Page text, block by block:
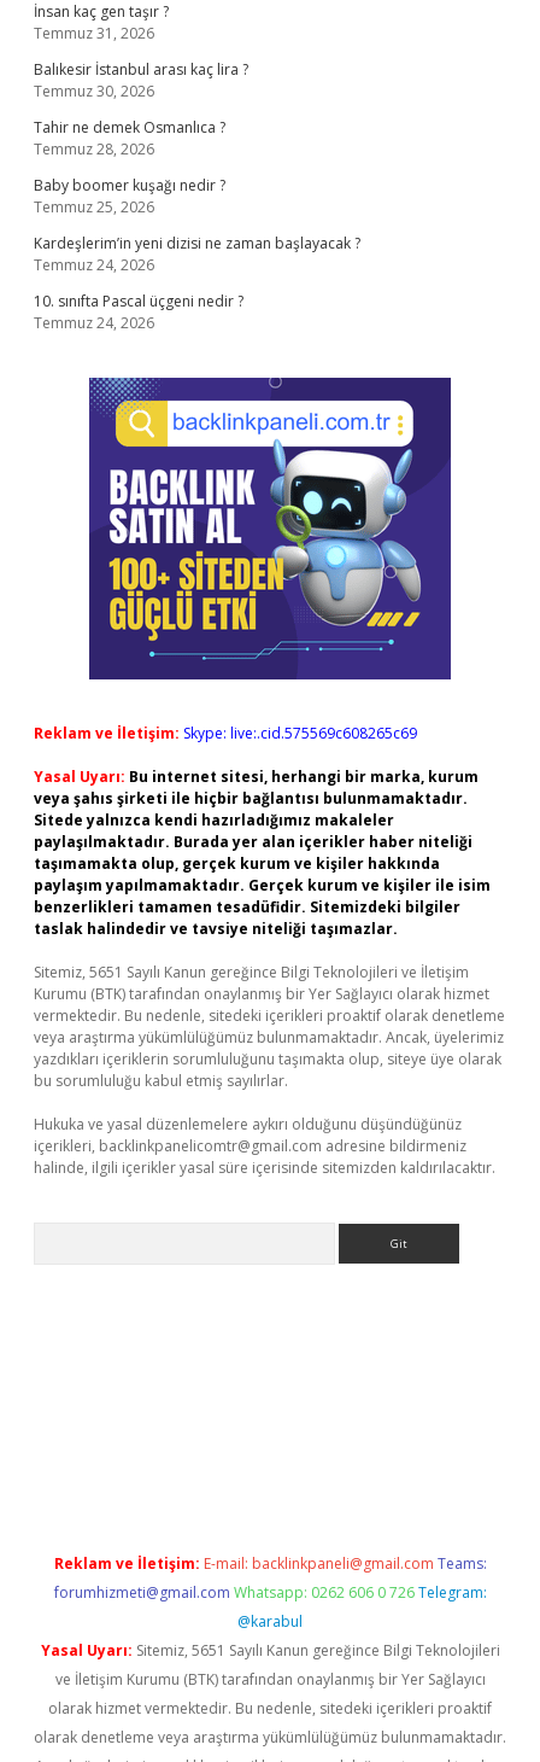
İnsan kaç gen taşır ?
Temmuz 31, 2026
Balıkesir İstanbul arası kaç lira ?
Temmuz 30, 2026
Tahir ne demek Osmanlıca ?
Temmuz 28, 2026
Baby boomer kuşağı nedir ?
Temmuz 25, 2026
Kardeşlerim’in yeni dizisi ne zaman başlayacak ?
Temmuz 24, 2026
10. sınıfta Pascal üçgeni nedir ?
Temmuz 24, 2026
Reklam ve İletişim: Skype: live:.cid.575569c608265c69
Yasal Uyarı: Bu internet sitesi, herhangi bir marka, kurum
veya şahıs şirketi ile hiçbir bağlantısı bulunmamaktadır.
Sitede yalnızca kendi hazırladığımız makaleler
paylaşılmaktadır. Burada yer alan içerikler haber niteliği
taşımamakta olup, gerçek kurum ve kişiler hakkında
paylaşım yapılmamaktadır. Gerçek kurum ve kişiler ile isim
benzerlikleri tamamen tesadüfidir. Sitemizdeki bilgiler
taslak halindedir ve tavsiye niteliği taşımazlar.
Sitemiz, 5651 Sayılı Kanun gereğince Bilgi Teknolojileri ve İletişim
Kurumu (BTK) tarafından onaylanmış bir Yer Sağlayıcı olarak hizmet
vermektedir. Bu nedenle, sitedeki içerikleri proaktif olarak denetleme
veya araştırma yükümlülüğümüz bulunmamaktadır. Ancak, üyelerimiz
yazdıkları içeriklerin sorumluluğunu taşımakta olup, siteye üye olarak
bu sorumluluğu kabul etmiş sayılırlar.
Hukuka ve yasal düzenlemelere aykırı olduğunu düşündüğünüz
içerikleri, backlinkpanelicomtr@gmail.com adresine bildirmeniz
halinde, ilgili içerikler yasal süre içerisinde sitemizden kaldırılacaktır.
Reklam ve İletişim: E-mail: backlinkpaneli@gmail.com Teams:
forumhizmeti@gmail.com Whatsapp: 0262 606 0 726 Telegram:
@karabul
Yasal Uyarı: Sitemiz, 5651 Sayılı Kanun gereğince Bilgi Teknolojileri
ve İletişim Kurumu (BTK) tarafından onaylanmış bir Yer Sağlayıcı
olarak hizmet vermektedir. Bu nedenle, sitedeki içerikleri proaktif
olarak denetleme veya araştırma yükümlülüğümüz bulunmamaktadır.